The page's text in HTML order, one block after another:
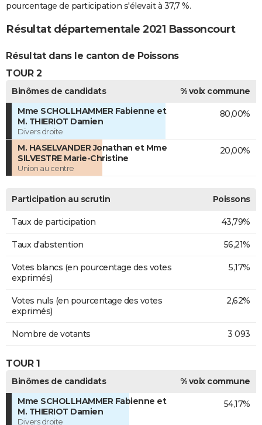
pourcentage de participation s'élevait à 37,7 %.
Résultat départementale 2021 Bassoncourt
Résultat dans le canton de Poissons
TOUR 2
Binômes de candidats
% voix commune
Mme SCHOLLHAMMER Fabienne et
M. THIERIOT Damien
Divers droite
80,00%
M. HASELVANDER Jonathan et Mme
SILVESTRE Marie-Christine
Union au centre
20,00%
Participation au scrutin Poissons
Taux de participation 43,79%
Taux d'abstention 56,21%
Votes blancs (en pourcentage des votes
exprimés)
5,17%
Votes nuls (en pourcentage des votes
exprimés)
2,62%
Nombre de votants 3 093
TOUR 1
Binômes de candidats
% voix commune
Mme SCHOLLHAMMER Fabienne et
M. THIERIOT Damien
Divers droite
54,17%